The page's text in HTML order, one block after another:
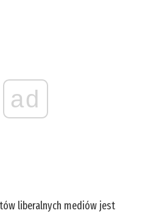
ad
liberalnych mediów jest